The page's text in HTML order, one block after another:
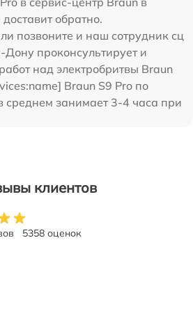
обратно.
позвоните и наш сотрудник сц
Дону проконсультирует и
над электробритвы Braun
Braun S9 Pro по
среднем занимает 3-4 часа при
клиентов
5358 оценок